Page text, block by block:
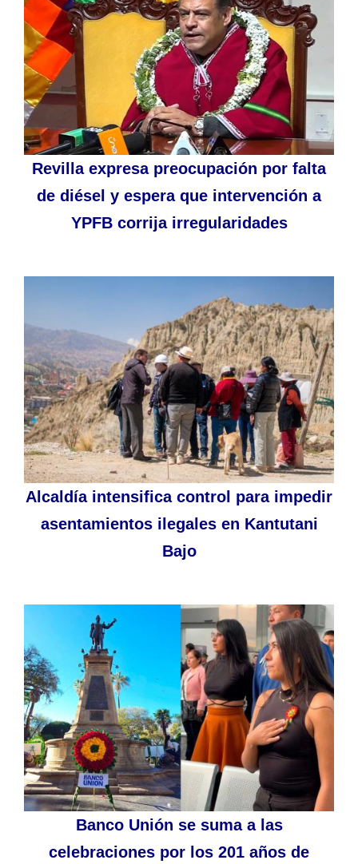
Revilla expresa preocupación por falta
de diésel y espera que intervención a
YPFB corrija irregularidades
Alcaldía intensifica control para impedir
asentamientos ilegales en Kantutani
Bajo
Banco Unión se suma a las
celebraciones por los 201 años de